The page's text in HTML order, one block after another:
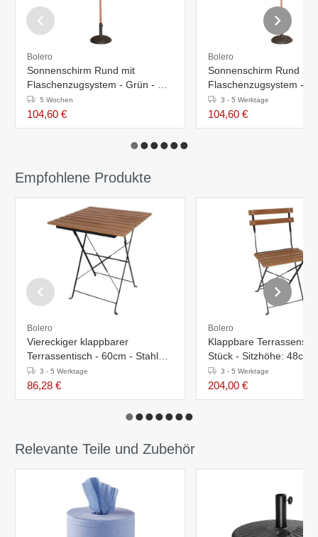
Bolero
Sonnenschirm Rund mit
Flaschenzugsystem - Grün - Ø
2,5 Meter
5 Wochen
104,60 €
Bolero
Sonnenschirm Rund mit
Flaschenzugsystem -
2,5 Meter
3 - 5 Werktage
104,60 €
Empfohlene Produkte
Bolero
Viereckiger klappbarer
Terrassentisch - 60cm - Stahl
und Holzimitat
3 - 5 Werktage
86,28 €
Bolero
Klappbare
Stück - Sitzhöhe: 48cm -
Holzimitat
3 - 5 Werktage
204,00 €
Relevante Teile und Zubehör